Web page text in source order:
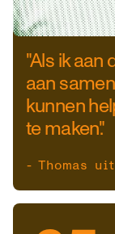
"Als ik aan
aan
kunnen
te maken."
- Thomas